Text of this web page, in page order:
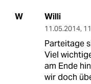
W Willi
11.05.2014,
Parteitage
Viel
am Ende
wir doch